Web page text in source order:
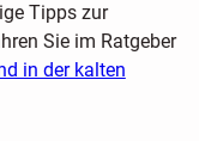
Tipps zur
Sie im Ratgeber
in der kalten